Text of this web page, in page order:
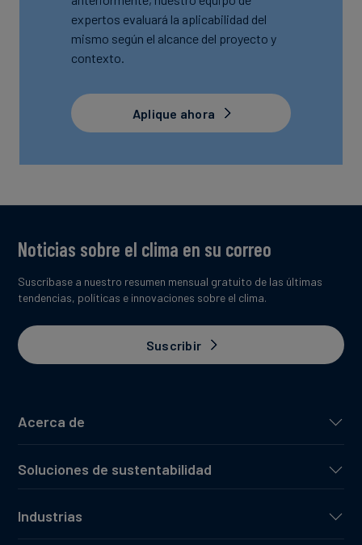
expertos evaluará la aplicabilidad del
mismo según el alcance del proyecto y
contexto.
Aplique ahora
Acerca de
Soluciones de sustentabilidad
Industrias
Noticias sobre el clima en su correo
Suscríbase a nuestro resumen mensual gratuito de las últimas
tendencias, políticas e innovaciones sobre el clima.
Suscribir